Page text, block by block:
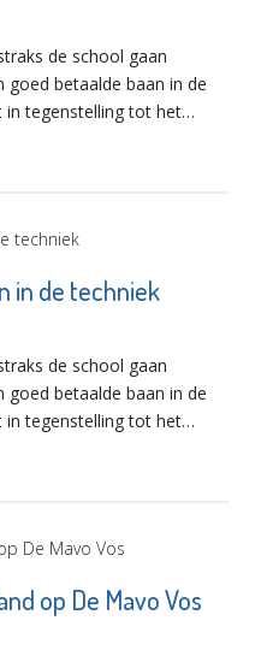
de school gaan
goed betaalde baan in de
in tegenstelling tot het
in de techniek
de school gaan
goed betaalde baan in de
in tegenstelling tot het
op De Mavo Vos